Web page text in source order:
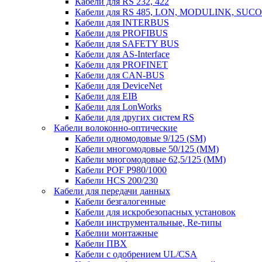
Кабели для RS 485, LON, MODULINK,
Кабели для INTERBUS
Кабели для PROFIBUS
Кабели для SAFETY BUS
Кабели для AS-Interface
Кабели для PROFINET
Кабели для CAN-BUS
Кабели для DeviceNet
Кабели для EIB
Кабели для LonWorks
Кабели для других систем RS
Кабели волоконно-оптические
Кабели одномодовые 9/125 (SM)
Кабели многомодовые 50/125 (ММ)
Кабели многомодовые 62,5/125 (ММ)
Кабели POF P980/1000
Кабели HCS 200/230
Кабели для передачи данных
Кабели безгалогенные
Кабели для искробезопасных установок
Кабели инструментальные, Re-типы
Кабелии монтажные
Кабели ПВХ
Кабели с одобрением UL/CSA